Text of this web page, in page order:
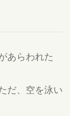
あらわれた
だ、空を泳い